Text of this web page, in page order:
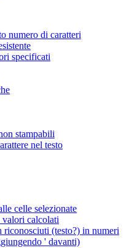
numero di caratteri
specificati
stampabili
nel testo
celle selezionate
calcolati
(testo?) in numeri
' davanti)